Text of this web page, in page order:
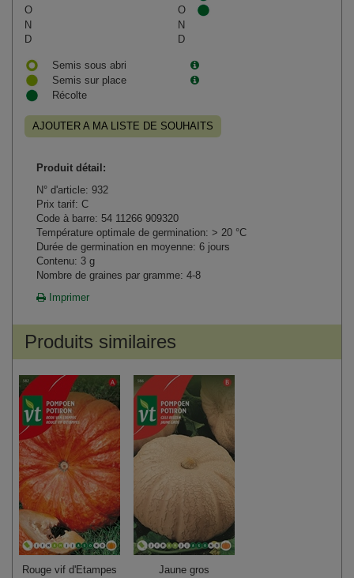
O
O
N
N
D
D
Semis sous abri
Semis sur place
Récolte
AJOUTER A MA LISTE DE SOUHAITS
Produit détail:
N° d'article: 932
Prix tarif: C
Code à barre: 54 11266 909320
Température optimale de germination: > 20 °C
Durée de germination en moyenne: 6 jours
Contenu: 3 g
Nombre de graines par gramme: 4-8
Imprimer
Produits similaires
Rouge vif d'Etampes Jaune gros